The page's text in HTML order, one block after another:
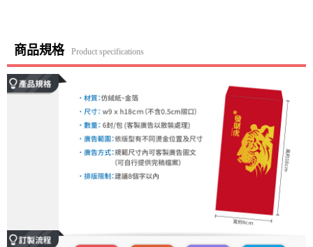
商品規格 Product specifications